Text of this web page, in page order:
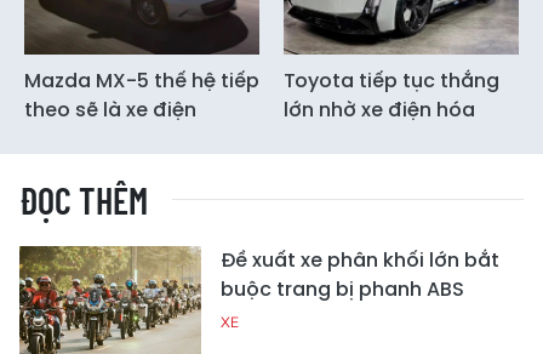
Mazda MX-5 thế hệ tiếp
theo sẽ là xe điện
Toyota tiếp tục thắng
lớn nhờ xe điện hóa
ĐỌC THÊM
Đề xuất xe phân khối lớn bắt
buộc trang bị phanh ABS
XE